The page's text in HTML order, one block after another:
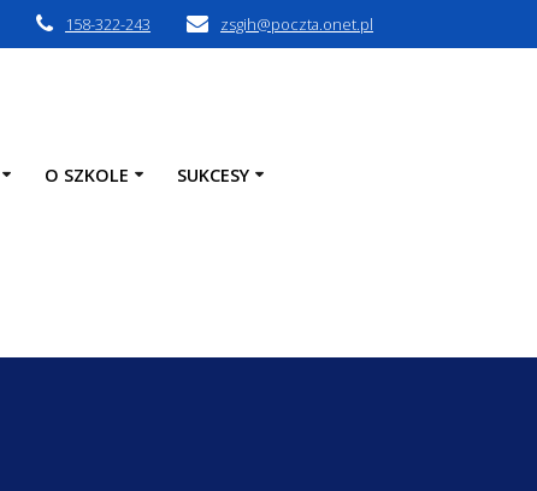
158-322-243 zsgih@poczta.onet.pl
O SZKOLE SUKCESY